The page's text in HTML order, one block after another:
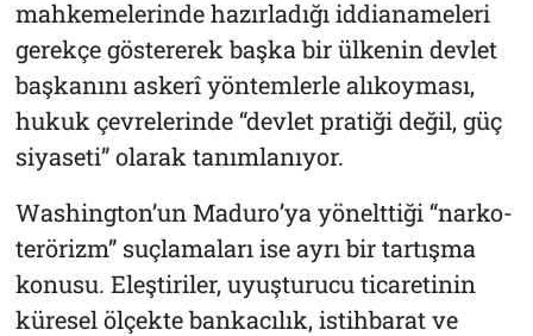
mahkemelerinde hazırladığı iddianameleri
gerekçe göstererek başka bir ülkenin devlet
başkanını askerî yöntemlerle alıkoyması,
hukuk çevrelerinde “devlet pratiği değil, güç
siyaseti” olarak tanımlanıyor.
Washington’un Maduro’ya yönelttiği “narko-
terörizm” suçlamaları ise ayrı bir tartışma
konusu. Eleştiriler, uyuşturucu ticaretinin
küresel ölçekte bankacılık, istihbarat ve